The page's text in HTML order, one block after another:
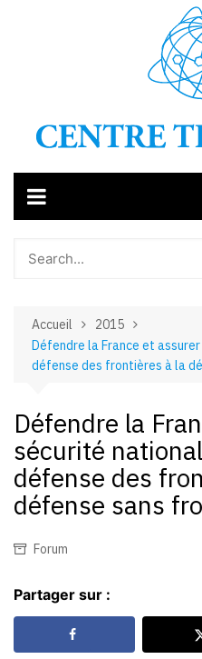
Accueil
2015
Défendre la France et
défense des frontières à la
Défendre la
sécurité
défense des
défense sans
Forum
Partager sur :